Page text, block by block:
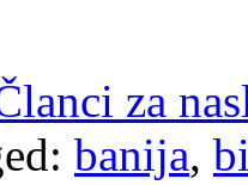
za
banija,